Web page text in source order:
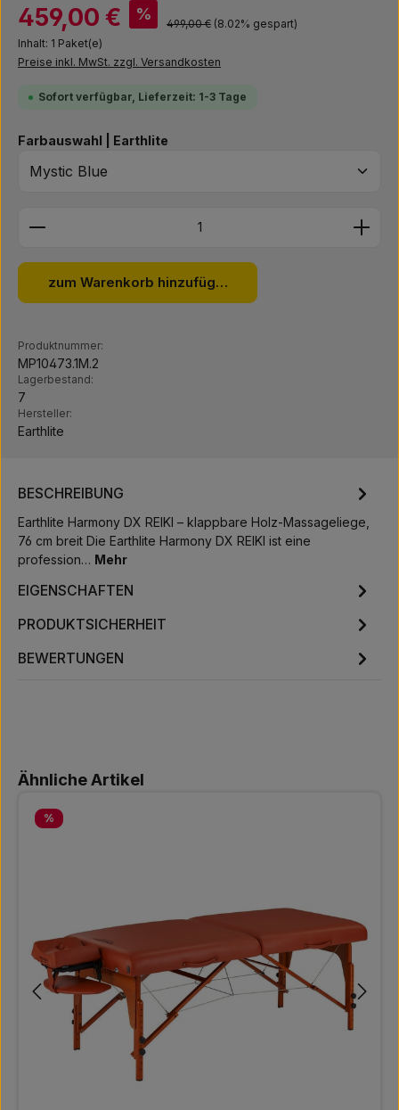
Verkaufspreis:
459,00 € % Regulärer Preis:
499,00 € (8.02% gespart)
Inhalt: 1 Paket(e)
Preise inkl. MwSt. zzgl. Versandkosten
Sofort verfügbar, Lieferzeit: 1-3 Tage
Farbauswahl | Earthlite
Produkt Anzahl: Gib den gewünschten Wert ein
zum Warenkorb hinzufügen
Produktnummer:
MP10473.1M.2
Lagerbestand:
7
Hersteller:
Earthlite
BESCHREIBUNG
Earthlite Harmony DX REIKI – klappbare Holz-Massageliege,
76 cm breit Die Earthlite Harmony DX REIKI ist eine
profession… Mehr
EIGENSCHAFTEN
PRODUKTSICHERHEIT
BEWERTUNGEN
Produktgalerie überspringen
Ähnliche Artikel
Rabatt
%